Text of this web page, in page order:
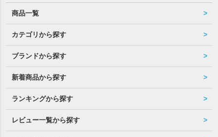
商品一覧
カテゴリから探す
ブランドから探す
新着商品から探す
ランキングから探す
レビュー一覧から探す